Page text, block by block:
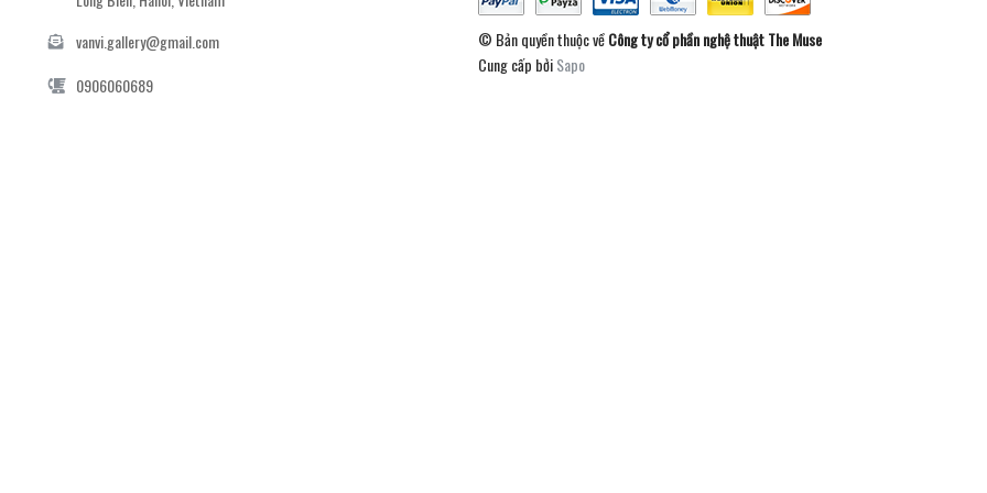
vanvi.gallery@gmail.com
0906060689
© Bản quyền thuộc vềCông ty cổ phần nghệ thuật The Muse
Cung cấp bởiSapo